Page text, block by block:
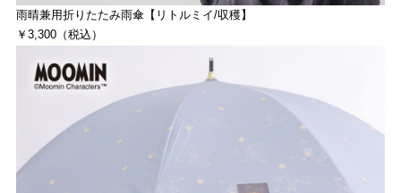
雨晴兼用折りたたみ雨傘【リトルミイ/収穫】
￥3,300（税込）